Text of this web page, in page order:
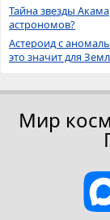
Тайна звезды
астрономов?
Астероид с
это значит для
Мир